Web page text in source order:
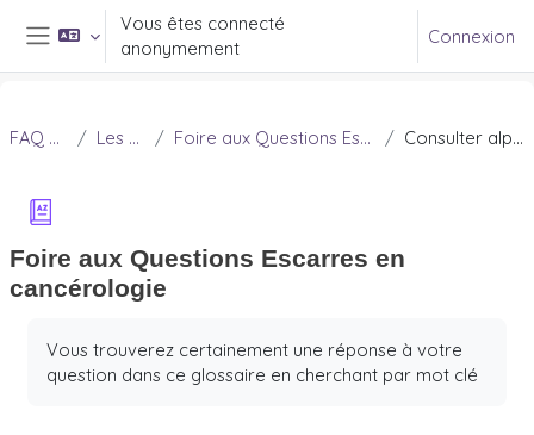
Passer au contenu principal
Panneau latéral
Vous êtes connecté
anonymement
Connexion
FAQ Douleur Les escarres Foire aux Questions Escarres en cancérologie Consulter alphabétiquement
Foire aux Questions Escarres en
cancérologie
Vous trouverez certainement une réponse à votre
question dans ce glossaire en cherchant par mot clé